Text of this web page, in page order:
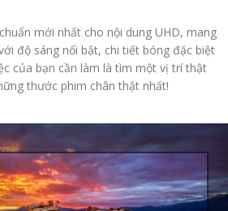
mới nhất cho nội dung UHD, mang
độ sáng nổi bật, chi tiết bóng đặc biệt
của bạn cần làm là tìm một vị trí thật
thước phim chân thật nhất!